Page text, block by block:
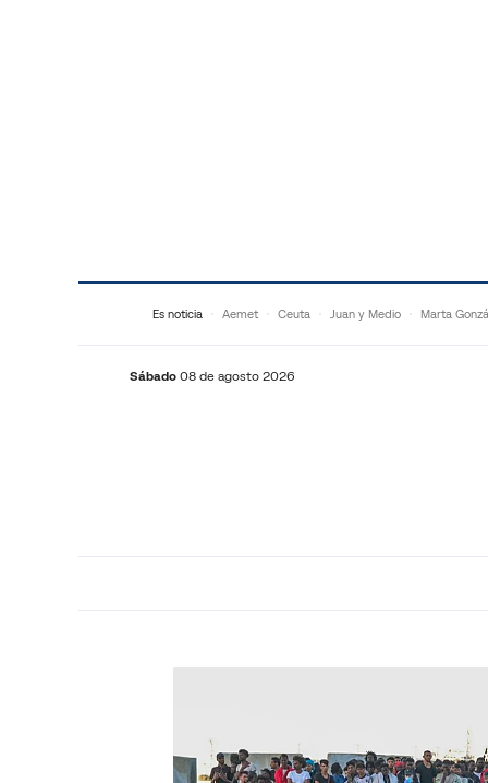
Es noticia Aemet Ceuta Juan y Medio Marta
Sábado 08 de agosto 2026